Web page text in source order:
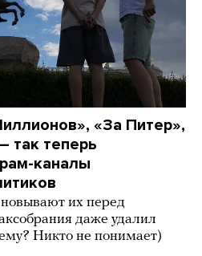
«За Питер»,
так теперь
каналы
их перед
даже удалил
Никто не понимает)